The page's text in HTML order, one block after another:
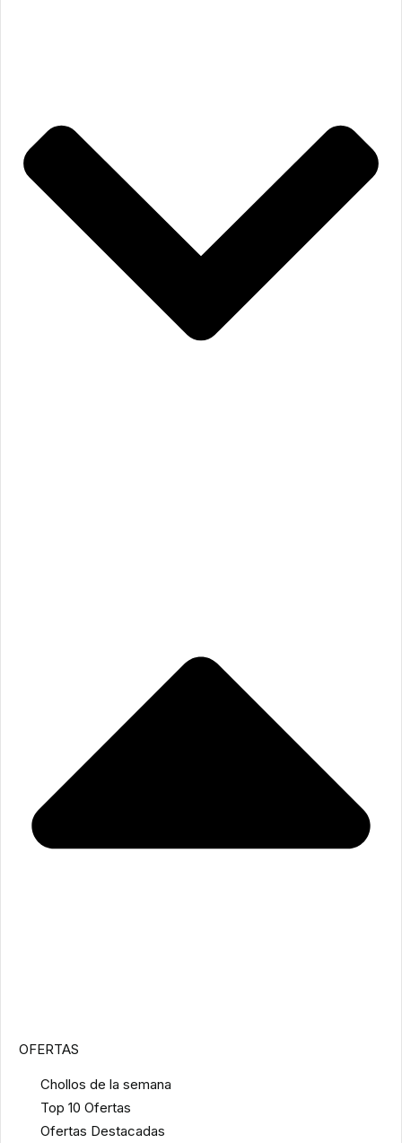
OFERTAS
Chollos de la semana
Top 10 Ofertas
Ofertas Destacadas